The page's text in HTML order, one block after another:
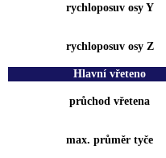
rychloposuv osy Y
rychloposuv osy Z
Hlavní vřeteno
průchod vřetena
max. průměr tyče